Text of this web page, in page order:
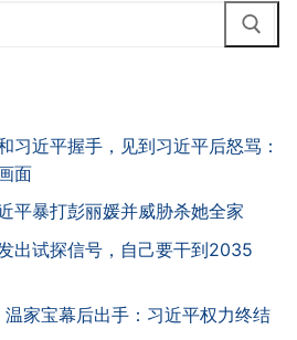
习近平握手，见到习近平后怒骂：
面
平暴打彭丽媛并威胁杀她全家
出试探信号，自己要干到2035
家宝幕后出手：习近平权力终结